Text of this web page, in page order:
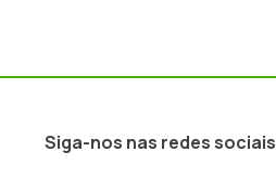
Siga-nos nas redes sociais